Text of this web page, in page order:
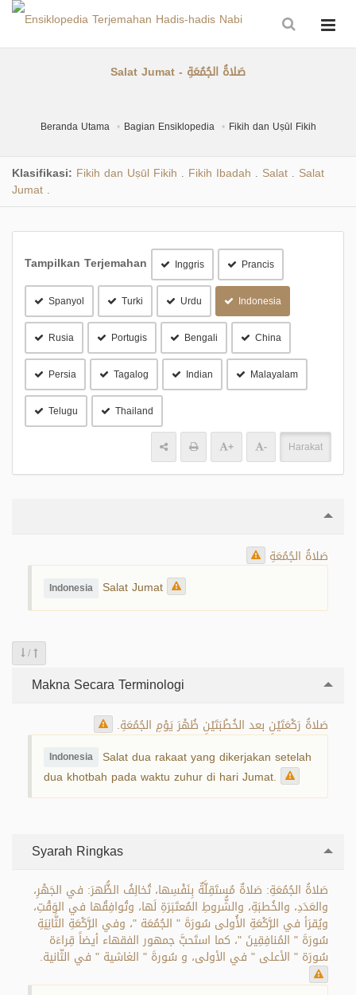
Salat Jumat - صَلاةُ الجُمُعَةِ
Beranda Utama Bagian Ensiklopedia Fikih dan Uṣūl Fikih
Klasifikasi: Fikih dan Uṣūl Fikih Fikih Ibadah Salat Salat
Jumat
Tampilkan Terjemahan Inggris Prancis
Spanyol Turki Urdu Indonesia
Rusia Portugis Bengali China
Persia Tagalog Indian Malayalam
Telugu Thailand
+ - Harakat
صَلاةُ الجُمُعَةِ
Indonesia Salat Jumat
/
Makna Secara Terminologi
صَلاةُ رَكْعَتَيْنِ بعد الخُطْبَتَيْنِ ظُهْرَ يَوْمِ الجُمُعَةِ.
Indonesia Salat dua rakaat yang dikerjakan setelah
dua khotbah pada waktu zuhur di hari Jumat.
Syarah Ringkas
صَلاةُ الجُمُعَةِ: صَلاةٌ مُستَقِلَّةٌ بِنَفْسِها، تُخالِفُ الظُّهرَ: في الجَهْرِ،
والعَدَدِ، والخُطبَةِ، والشُّروطِ المُعتَبَرَةِ لَها، وتُوافِقُها في الوَقْتِ،
ويُقرَأ في الرَّكْعَةِ الأُولى سُورَةَ " الجُمُعَة "، وفي الرَّكْعَةِ الثَّانِيَةِ
سُورَةَ " المُنافِقِينَ "، كما استَحبَّ جمهور الفقهاء أيضاً قِراءَة
سُورَة " الأعلى " في الأولى، و سُورةَ " الغاشية " في الثّانية.